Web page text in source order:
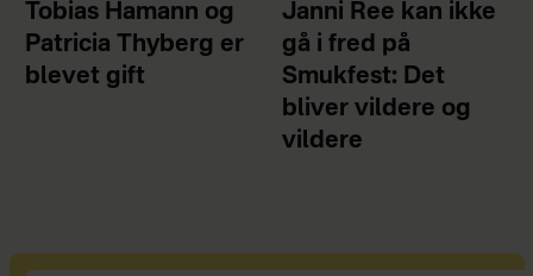
Tobias Hamann og
Patricia Thyberg er
blevet gift
Janni Ree kan ikke
gå i fred på
Smukfest: Det
bliver vildere og
vildere